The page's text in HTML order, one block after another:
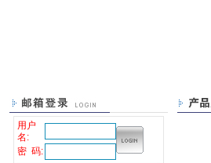
用户
名:
密 码: